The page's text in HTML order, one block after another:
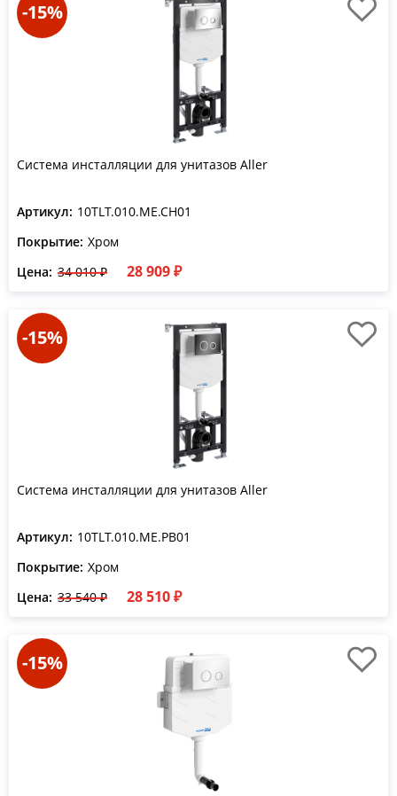
-15%
Система инсталляции для унитазов Aller
Артикул: 10TLT.010.ME.CH01
Покрытие: Хром
Цена: 34 010 ₽ 28 909 ₽
-15%
Система инсталляции для унитазов Aller
Артикул: 10TLT.010.ME.PB01
Покрытие: Хром
Цена: 33 540 ₽ 28 510 ₽
-15%